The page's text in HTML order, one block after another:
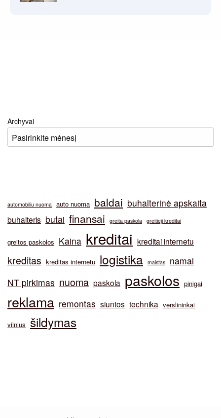
auto nuoma baldai buhalterinė apskaita
finansai
kreditai kreditai internetu
kreditas logistika
paskolos
reklama